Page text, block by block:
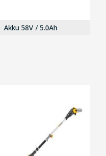
Akku 58V / 5.0Ah